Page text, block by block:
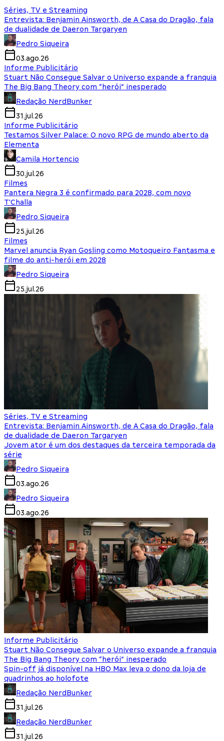
Séries, TV e Streaming
Entrevista: Benjamin Ainsworth, de A Casa do Dragão, fala
de dualidade de Daeron Targaryen
Pedro Siqueira
03.ago.26
Informe Publicitário
Stuart Não Consegue Salvar o Universo expande a franquia
The Big Bang Theory com “herói” inesperado
Redação NerdBunker
31.jul.26
Informe Publicitário
Testamos Silver Palace: O novo RPG de mundo aberto da
Elementa
Camila Hortencio
30.jul.26
Filmes
Pantera Negra 3 é confirmado para 2028, com novo
T'Challa
Pedro Siqueira
25.jul.26
Filmes
Marvel anuncia Ryan Gosling como Motoqueiro Fantasma e
filme do anti-herói em 2028
Pedro Siqueira
25.jul.26
Séries, TV e Streaming
Entrevista: Benjamin Ainsworth, de A Casa do Dragão, fala
de dualidade de Daeron Targaryen
Jovem ator é um dos destaques da terceira temporada da
série
Pedro Siqueira
03.ago.26
Pedro Siqueira
03.ago.26
Informe Publicitário
Stuart Não Consegue Salvar o Universo expande a franquia
The Big Bang Theory com “herói” inesperado
Spin-off já disponível na HBO Max leva o dono da loja de
quadrinhos ao holofote
Redação NerdBunker
31.jul.26
Redação NerdBunker
31.jul.26